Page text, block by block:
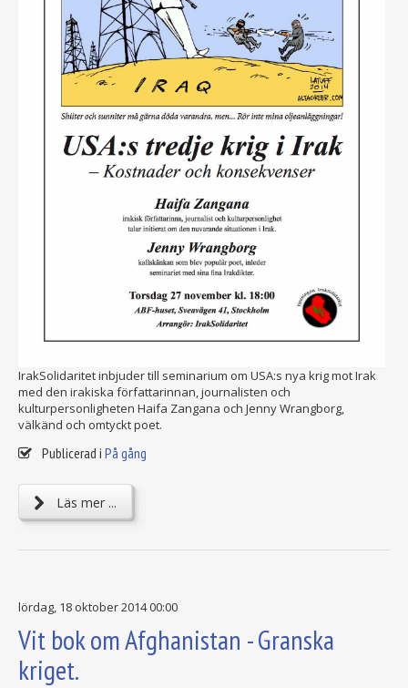
IrakSolidaritet inbjuder till seminarium om USA:s nya krig mot Irak
med den irakiska författarinnan, journalisten och
kulturpersonligheten Haifa Zangana och Jenny Wrangborg,
välkänd och omtyckt poet.
Publicerad i På gång
Läs mer ...
lördag, 18 oktober 2014 00:00
Vit bok om Afghanistan - Granska
kriget.